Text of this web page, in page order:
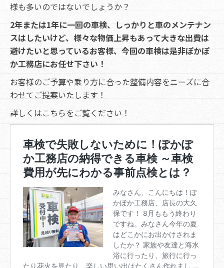
様も多いのではないでしょうか？
2年または1年に一回の車検、しっかりと車のメンテナン
スはしたいけど、様々な物価上昇もあって大きな出費は
避けたいと思っているお客様、今回の車検は是非ぽかぽ
か工務店にお任せ下さい！
お客様のご予算や乗り方に合った整備内容をニーズに合
わせてご提案いたします！
詳しくはこちらをご覧ください！